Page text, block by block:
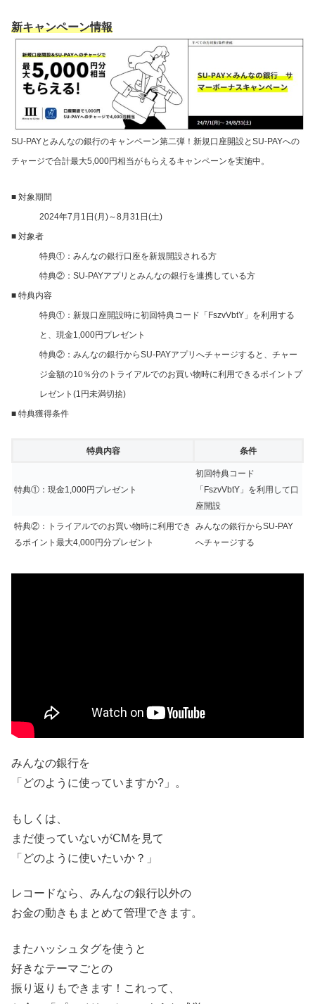
新キャンペーン情報
SU-PAYとみんなの銀行のキャンペーン第二弾！新規口座開設とSU-PAYへの
チャージで合計最大5,000円相当がもらえるキャンペーンを実施中。
■ 対象期間
2024年7月1日(月)～8月31日(土)
■ 対象者
特典①：みんなの銀行口座を新規開設される方​
特典②：SU-PAYアプリとみんなの銀行を連携している方
■ 特典内容
特典①：新規口座開設時に初回特典コード「FszvVbtY」を利用する
と、現金1,000円プレゼント
特典②：みんなの銀行からSU-PAYアプリへチャージすると、チャー
ジ金額の10％分のトライアルでのお買い物時に利用できるポイントプ
レゼント(1円未満切捨)
■ 特典獲得条件
特典内容 条件
特典①：現金1,000円プレゼント
初回特典コード
「FszvVbtY」を利用して口
座開設
特典②：トライアルでのお買い物時に利用でき
るポイント最大4,000円分プレゼント
みんなの銀行からSU-PAY
へチャージする
みんなの銀行を
「どのように使っていますか?」。
もしくは、
まだ使っていないがCMを見て
「どのように使いたいか？」
レコードなら、みんなの銀行以外の
お金の動きもまとめて管理できます。
またハッシュタグを使うと
好きなテーマごとの
振り返りもできます！これって、